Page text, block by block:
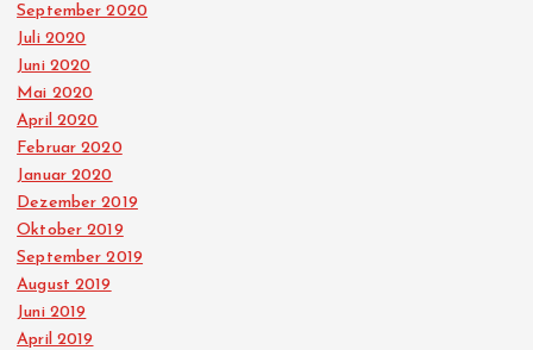
September 2020
Juli 2020
Juni 2020
Mai 2020
April 2020
Februar 2020
Januar 2020
Dezember 2019
Oktober 2019
September 2019
August 2019
Juni 2019
April 2019